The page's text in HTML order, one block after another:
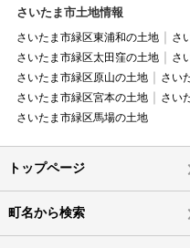
さいたま市土地情報
さいたま市緑区東浦和の土地
さ
さいたま市緑区太田窪の土地
さ
さいたま市緑区原山の土地
さい
さいたま市緑区宮本の土地
さい
さいたま市緑区馬場の土地
トップページ
町名から検索